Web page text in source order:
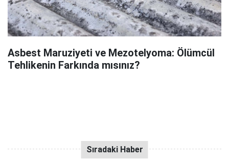
Asbest Maruziyeti ve Mezotelyoma: Ölümcül
Tehlikenin Farkında mısınız?